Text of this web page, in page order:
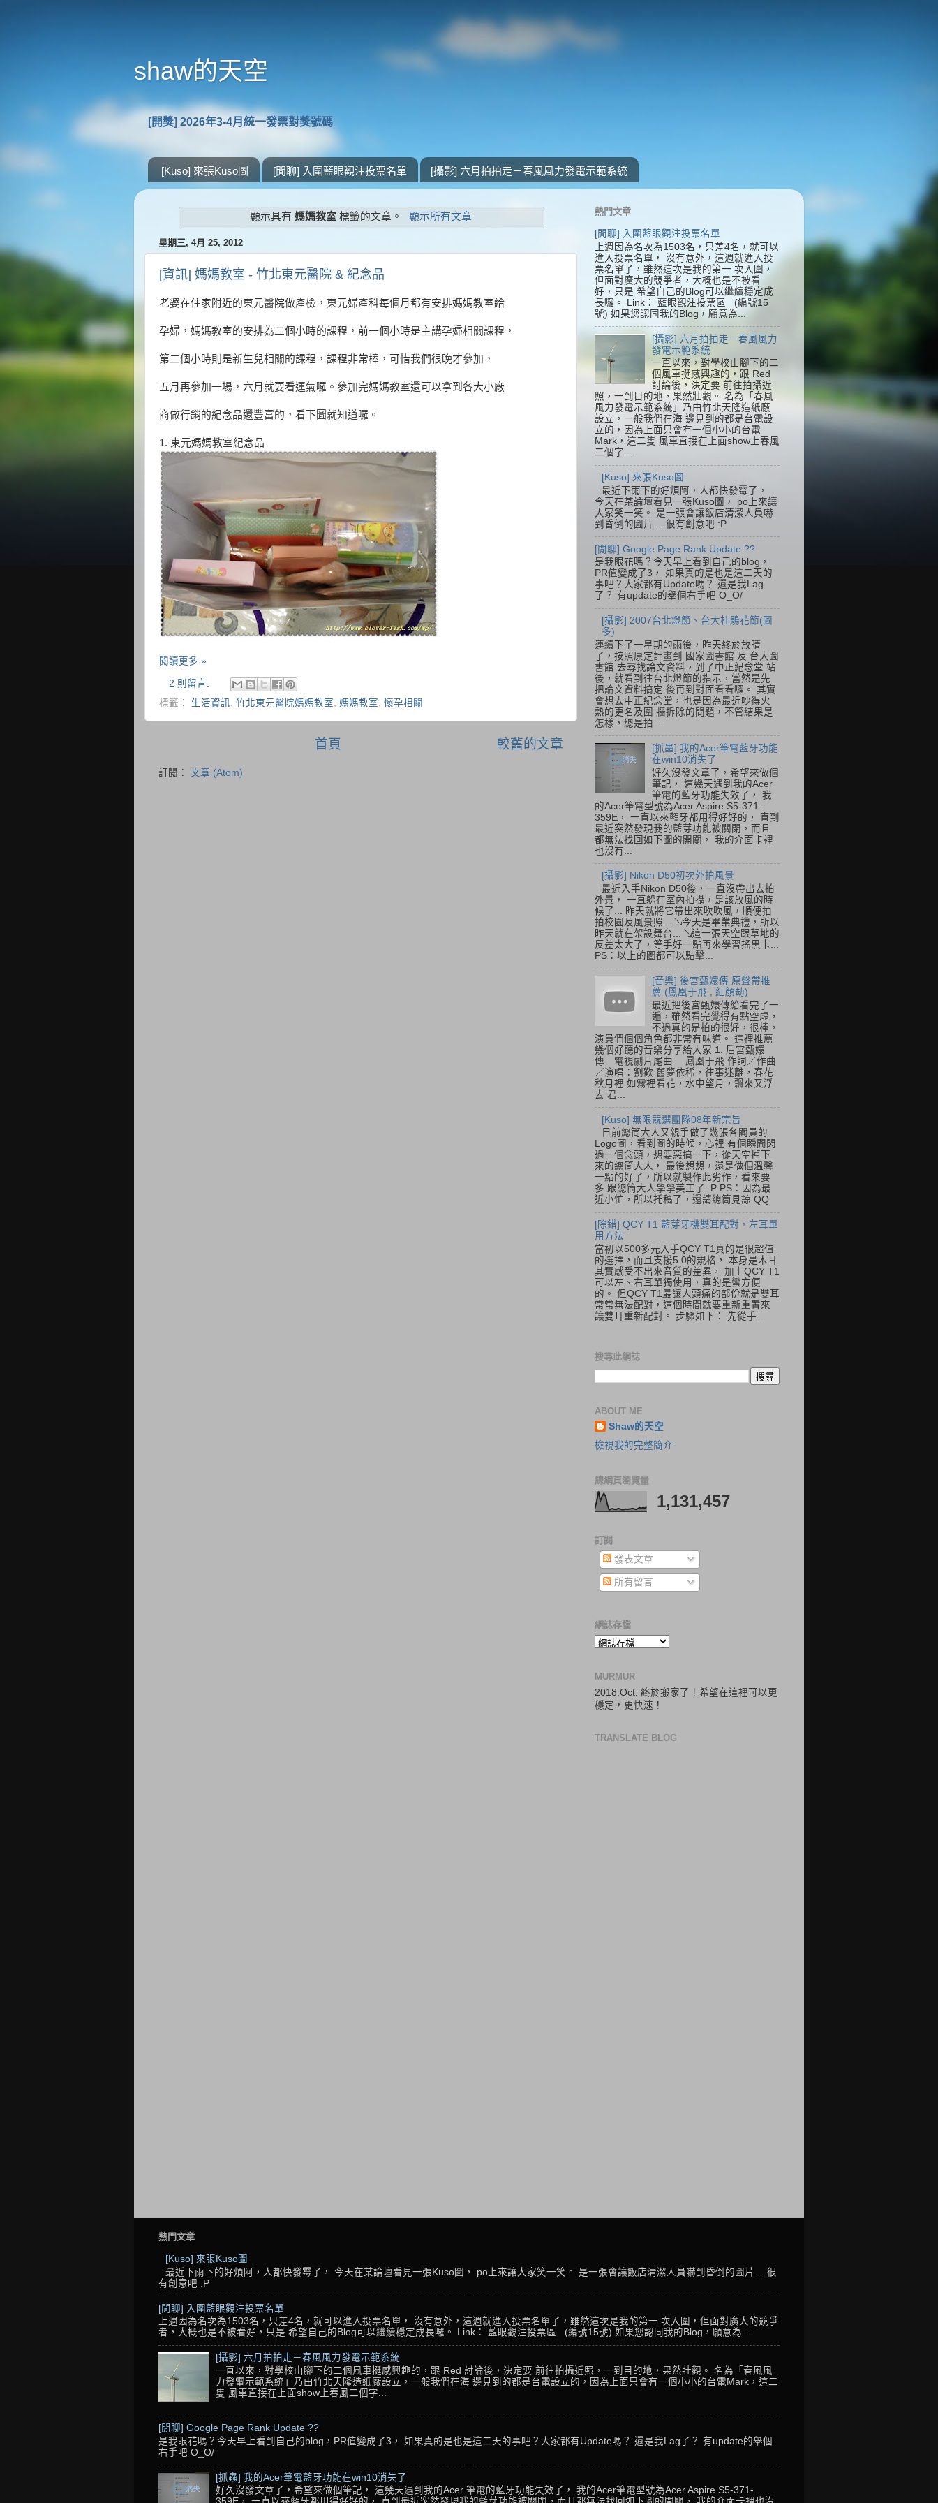
shaw的天空
[開獎] 2026年3-4月統一發票對獎號碼
[Kuso] 來張Kuso圖 [閒聊] 入圍藍眼觀注投票名單 [攝影] 六月拍拍走－春風風力發電示範系統
顯示具有媽媽教室 標籤的文章。 顯示所有文章
星期三, 4月 25, 2012
[資訊] 媽媽教室 - 竹北東元醫院 & 紀念品
老婆在住家附近的東元醫院做產檢，東元婦產科每個月都有安排媽媽教室給
孕婦，媽媽教室的安排為二個小時的課程，前一個小時是主講孕婦相關課程，
第二個小時則是新生兒相關的課程，課程非常棒，可惜我們很晚才參加，
五月再參加一場，六月就要看運氣囉。參加完媽媽教室還可以拿到各大小廠
商做行銷的紀念品還豐富的，看下圖就知道囉。
1. 東元媽媽教室紀念品
閱讀更多 »
2 則留言:
標籤： 生活資訊 竹北東元醫院媽媽教室 媽媽教室 懷孕相關
較舊的文章
首頁
訂閱： 文章 (Atom)
熱門文章
[閒聊] 入圍藍眼觀注投票名單
上週因為名次為1503名，只差4名，就可以
進入投票名單， 沒有意外，這週就進入投
票名單了，雖然這次是我的第一 次入圍，
但面對廣大的競爭者，大概也是不被看
好，只是 希望自己的Blog可以繼續穩定成
長囉。 Link： 藍眼觀注投票區 (編號15
號) 如果您認同我的Blog，願意為...
[攝影] 六月拍拍走－春風風力
發電示範系統
一直以來，對學校山腳下的二
個風車挺感興趣的，跟 Red
討論後，決定要 前往拍攝近
照，一到目的地，果然壯觀。 名為「春風
風力發電示範系統」乃由竹北天隆造紙廠
設立，一般我們在海 邊見到的都是台電設
立的，因為上面只會有一個小小的台電
Mark，這二隻 風車直接在上面show上春風
二個字...
[Kuso] 來張Kuso圖
最近下雨下的好煩阿，人都快發霉了，
今天在某論壇看見一張Kuso圖， po上來讓
大家笑一笑。 是一張會讓飯店清潔人員嚇
到昏倒的圖片… 很有創意吧 :P
[閒聊] Google Page Rank Update ??
是我眼花嗎？今天早上看到自己的blog，
PR值變成了3， 如果真的是也是這二天的
事吧？大家都有Update嗎？ 還是我Lag
了？ 有update的舉個右手吧 O_O/
[攝影] 2007台北燈節、台大杜鵑花節(圖
多)
連續下了一星期的雨後，昨天終於放晴
了，按照原定計畫到 國家圖書館 及 台大圖
書館 去尋找論文資料，到了中正紀念堂 站
後，就看到往台北燈節的指示，當然是先
把論文資料搞定 後再到對面看看囉。 其實
會想去中正紀念堂，也是因為最近吵得火
熱的更名及圍 牆拆除的問題，不管結果是
怎樣，總是拍...
[抓蟲] 我的Acer筆電藍牙功能
在win10消失了
好久沒發文章了，希望來做個
筆記， 這幾天遇到我的Acer
筆電的藍牙功能失效了， 我
的Acer筆電型號為Acer Aspire S5-371-
359E， 一直以來藍牙都用得好好的， 直到
最近突然發現我的藍芽功能被關閉，而且
都無法找回如下圖的開關， 我的介面卡裡
也沒有...
[攝影] Nikon D50初次外拍風景
最近入手Nikon D50後，一直沒帶出去拍
外景， 一直躲在室內拍攝，是該放風的時
候了... 昨天就將它帶出來吹吹風，順便拍
拍校園及風景照... ↘今天是畢業典禮，所以
昨天就在架設舞台... ↘這一張天空跟草地的
反差太大了，等手好一點再來學習搖黑卡...
PS：以上的圖都可以點擊...
[音樂] 後宮甄嬛傳 原聲帶推
薦 (鳳凰于飛 , 紅顏劫)
最近把後宮甄嬛傳給看完了一
遍，雖然看完覺得有點空虛，
不過真的是拍的很好，很棒，
演員們個個角色都非常有味道。 這裡推薦
幾個好聽的音樂分享給大家 1. 后宮甄嬛
傳 電視劇片尾曲 鳳凰于飛 作詞／作曲
／演唱：劉歡 舊夢依稀，往事迷離，春花
秋月裡 如霧裡看花，水中望月，飄來又浮
去 君...
[Kuso] 無限競選團隊08年新宗旨
日前總筒大人又親手做了幾張各閣員的
Logo圖，看到圖的時候，心裡 有個瞬間閃
過一個念頭，想要惡搞一下，從天空掉下
來的總筒大人， 最後想想，還是做個溫馨
一點的好了，所以就製作此劣作，看來要
多 跟總筒大人學學美工了 :P PS：因為最
近小忙，所以托稿了，還請總筒見諒 QQ
[除錯] QCY T1 藍芽牙機雙耳配對，左耳單
用方法
當初以500多元入手QCY T1真的是很超值
的選擇，而且支援5.0的規格， 本身是木耳
其實感受不出來音質的差異， 加上QCY T1
可以左、右耳單獨使用，真的是蠻方便
的。 但QCY T1最讓人頭痛的部份就是雙耳
常常無法配對，這個時間就要重新重置來
讓雙耳重新配對。 步驟如下： 先從手...
搜尋此網誌
ABOUT ME
Shaw的天空
檢視我的完整簡介
總網頁瀏覽量
1,131,457
訂閱
發表文章
所有留言
網誌存檔
MURMUR
2018.Oct: 終於搬家了！希望在這裡可以更
穩定，更快速！
TRANSLATE BLOG
熱門文章
[Kuso] 來張Kuso圖
最近下雨下的好煩阿，人都快發霉了， 今天在某論壇看見一張Kuso圖， po上來讓大家笑一笑。 是一張會讓飯店清潔人員嚇到昏倒的圖片… 很
有創意吧 :P
[閒聊] 入圍藍眼觀注投票名單
上週因為名次為1503名，只差4名，就可以進入投票名單， 沒有意外，這週就進入投票名單了，雖然這次是我的第一 次入圍，但面對廣大的競爭
者，大概也是不被看好，只是 希望自己的Blog可以繼續穩定成長囉。 Link： 藍眼觀注投票區 (編號15號) 如果您認同我的Blog，願意為...
[攝影] 六月拍拍走－春風風力發電示範系統
一直以來，對學校山腳下的二個風車挺感興趣的，跟 Red 討論後，決定要 前往拍攝近照，一到目的地，果然壯觀。 名為「春風風
力發電示範系統」乃由竹北天隆造紙廠設立，一般我們在海 邊見到的都是台電設立的，因為上面只會有一個小小的台電Mark，這二
隻 風車直接在上面show上春風二個字...
[閒聊] Google Page Rank Update ??
是我眼花嗎？今天早上看到自己的blog，PR值變成了3， 如果真的是也是這二天的事吧？大家都有Update嗎？ 還是我Lag了？ 有update的舉個
右手吧 O_O/
[抓蟲] 我的Acer筆電藍牙功能在win10消失了
好久沒發文章了，希望來做個筆記， 這幾天遇到我的Acer 筆電的藍牙功能失效了， 我的Acer筆電型號為Acer Aspire S5-371-